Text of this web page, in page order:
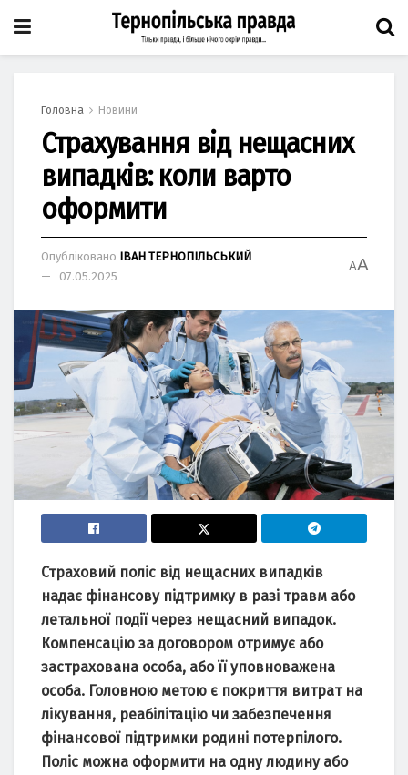
Головна Новини
Страхування від нещасних
випадків: коли варто
оформити
Опубліковано ІВАН ТЕРНОПІЛЬСЬКИЙ
07.05.2025
AA
Страховий поліс від нещасних випадків
надає фінансову підтримку в разі травм або
летальної події через нещасний випадок.
Компенсацію за договором отримує або
застрахована особа, або її уповноважена
особа. Головною метою є покриття витрат на
лікування, реабілітацію чи забезпечення
фінансової підтримки родині потерпілого.
Поліс можна оформити на одну людину або